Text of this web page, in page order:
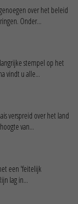
over het beleid
Onder...
stempel op het
vindt u alle...
verspreid over het land
van...
een 'feitelijk
lag in...